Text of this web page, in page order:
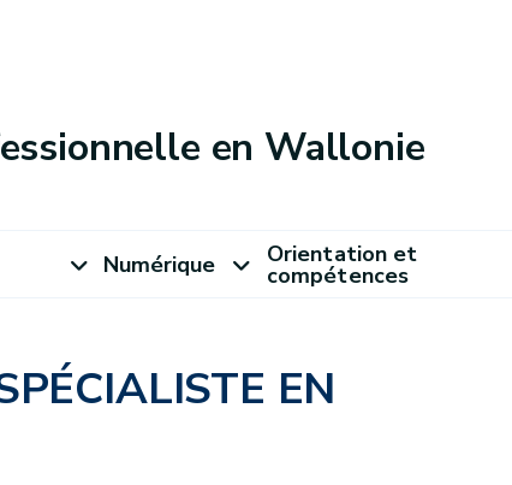
en Wallonie
Numérique Orientation et
compétences
EN